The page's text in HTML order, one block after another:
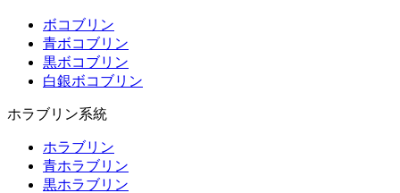
ボコブリン
青ボコブリン
黒ボコブリン
白銀ボコブリン
ホラブリン系統
ホラブリン
青ホラブリン
黒ホラブリン